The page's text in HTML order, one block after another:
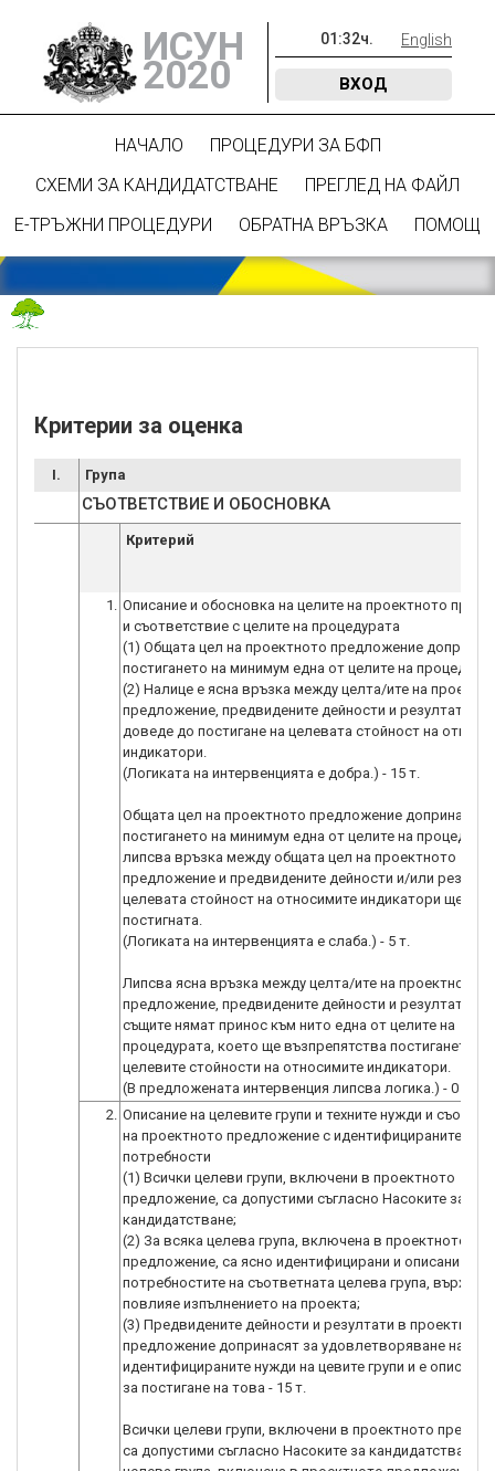
ИСУН
2020
01 :32ч. English
ВХОД
НАЧАЛО
ПРОЦЕДУРИ ЗА БФП
СХЕМИ ЗА КАНДИДАТСТВАНЕ
ПРЕГЛЕД НА ФАЙЛ
Е-ТРЪЖНИ ПРОЦЕДУРИ
ОБРАТНА ВРЪЗКА ПОМОЩ
Критерии за оценка
I. Група
СЪОТВЕТСТВИЕ И ОБОСНОВКА
Критерий
1. Описание и обосновка на целите на проектното
и съответствие с целите на процедурата
(1) Общата цел на проектното предложение
постигането на минимум една от целите на
(2) Налице е ясна връзка между целта/ите на
предложение, предвидените дейности и резултати,
доведе до постигане на целевата стойност на
индикатори.
(Логиката на интервенцията е добра.) - 15 т.
Общата цел на проектното предложение допринася
постигането на минимум една от целите на
липсва връзка между общата цел на проектното
предложение и предвидените дейности и/или
целевата стойност на относимите индикатори ще
постигната.
(Логиката на интервенцията е слаба.) - 5 т.
Липсва ясна връзка между целта/ите на проектното
предложение, предвидените дейности и резултати,
същите нямат принос към нито една от целите на
процедурата, което ще възпрепятства постигането на
целевите стойности на относимите индикатори.
2. Описание на целевите групи и техните нужди и
на проектното предложение с идентифицираните
потребности
(1) Всички целеви групи, включени в проектното
предложение, са допустими съгласно Насоките за
кандидатстване;
(2) За всяка целева група, включена в проектното
предложение, са ясно идентифицирани и описани
потребностите на съответната целева група, върху
повлияе изпълнението на проекта;
(3) Предвидените дейности и резултати в проектното
предложение допринасят за удовлетворяване на
идентифицираните нужди на цевите групи и е описан
за постигане на това - 15 т.
Всички целеви групи, включени в проектното
са допустими съгласно Насоките за кандидатстване.